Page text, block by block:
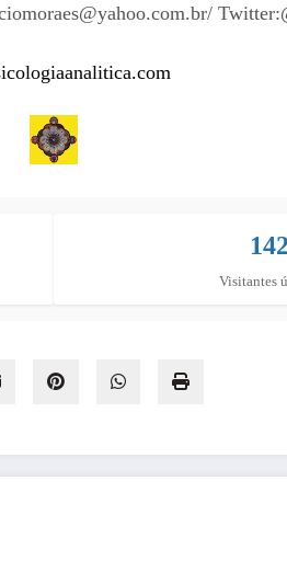
142
Visitantes